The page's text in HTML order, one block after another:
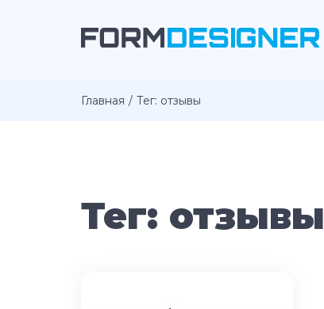
Главная Тег: отзывы
Тег: отзывы